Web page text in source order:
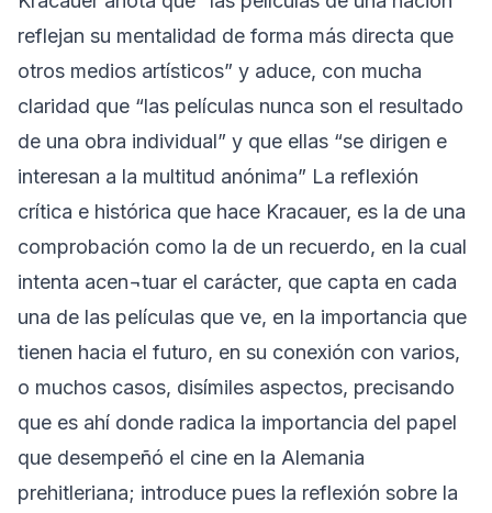
reflejan su mentalidad de forma más directa que
otros medios artísticos” y aduce, con mucha
claridad que “las películas nunca son el resultado
de una obra individual” y que ellas “se dirigen e
interesan a la multitud anónima” La reflexión
crítica e histórica que hace Kracauer, es la de una
comprobación como la de un recuerdo, en la cual
intenta acen¬tuar el carácter, que capta en cada
una de las películas que ve, en la importancia que
tienen hacia el futuro, en su conexión con varios,
o muchos casos, disímiles aspectos, precisando
que es ahí donde radica la importancia del papel
que desempeñó el cine en la Alemania
prehitleriana; introduce pues la reflexión sobre la